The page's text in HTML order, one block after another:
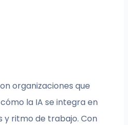
organizaciones que
la IA se integra en
y ritmo de trabajo. Con